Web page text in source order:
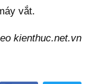
vắt.
kienthuc.net.vn